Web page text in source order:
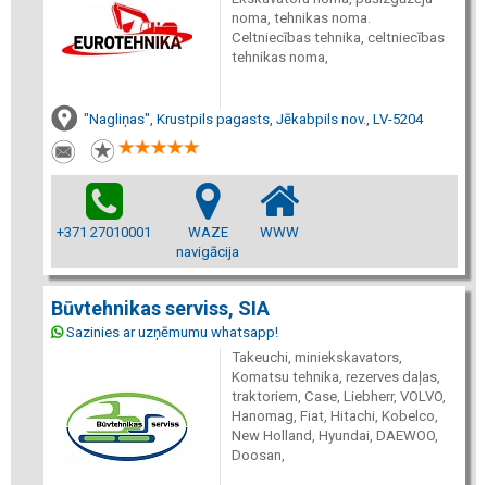
noma, tehnikas noma.
Celtniecības tehnika, celtniecības
tehnikas noma,
"Nagliņas", Krustpils pagasts, Jēkabpils nov., LV-5204
+371 27010001
WAZE
navigācija
WWW
Būvtehnikas serviss, SIA
Sazinies ar uzņēmumu whatsapp!
Takeuchi, miniekskavators,
Komatsu tehnika, rezerves daļas,
traktoriem, Case, Liebherr, VOLVO,
Hanomag, Fiat, Hitachi, Kobelco,
New Holland, Hyundai, DAEWOO,
Doosan,